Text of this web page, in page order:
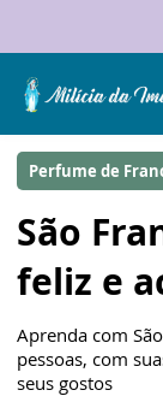
Perfume de
São
feliz e
Aprenda com
pessoas, com
seus gostos